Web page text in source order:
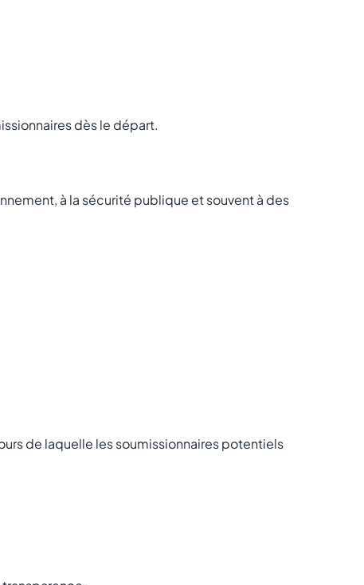
dès le départ.
à la sécurité publique et souvent à des
de laquelle les soumissionnaires potentiels